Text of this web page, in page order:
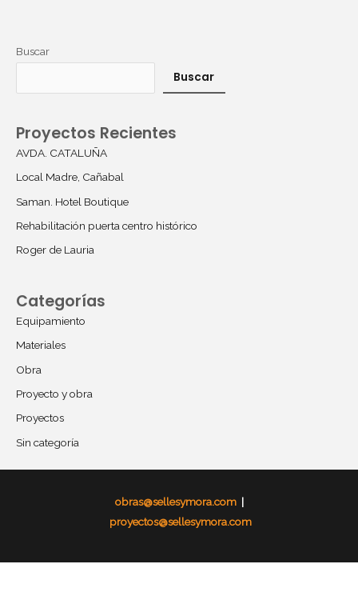
Buscar
Buscar
Proyectos Recientes
AVDA. CATALUÑA
Local Madre, Cañabal
Saman. Hotel Boutique
Rehabilitación puerta centro histórico
Roger de Lauria
Categorías
Equipamiento
Materiales
Obra
Proyecto y obra
Proyectos
Sin categoría
obras@sellesymora.com|
proyectos@sellesymora.com